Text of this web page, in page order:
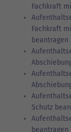
Fachkraft
Fachkraft
beantragen
Schutz
beantragen